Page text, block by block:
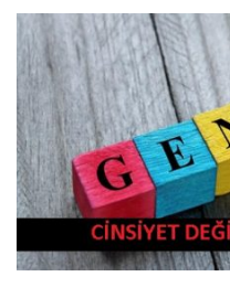
Cinsiyet